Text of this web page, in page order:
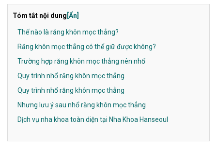
Tóm tắt nội dung [Ẩn]
Thế nào là răng khôn mọc thẳng?
Răng khôn mọc thẳng có thể giữ được không?
Trường hợp răng khôn mọc thẳng nên nhổ
Quy trình nhổ răng khôn mọc thẳng
Quy trình nhổ răng khôn mọc thẳng
Nhưng lưu ý sau nhổ răng khôn mọc thẳng
Dịch vụ nha khoa toàn diện tại Nha Khoa Hanseoul